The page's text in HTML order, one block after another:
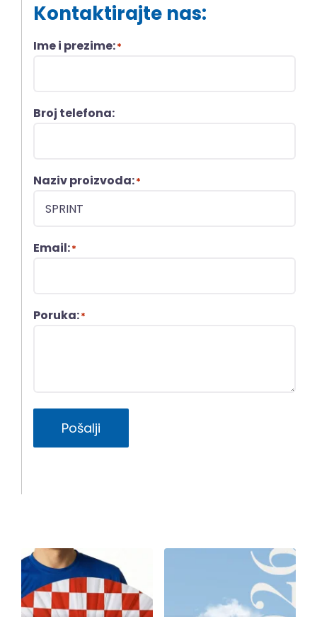
Kontaktirajte nas:
Ime i prezime:*
Broj telefona:
Naziv proizvoda:*
Email:*
Poruka:*
Pošalji